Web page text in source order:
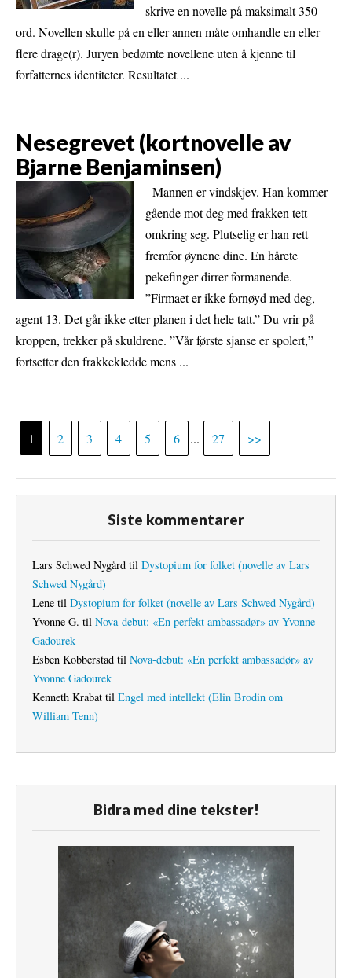
skrive en novelle på maksimalt 350
ord. Novellen skulle på en eller annen måte omhandle en eller
flere drage(r). Juryen bedømte novellene uten å kjenne til
forfatternes identiteter. Resultatet ...
Nesegrevet (kortnovelle av
Bjarne Benjaminsen)
Mannen er vindskjev. Han kommer
gående mot deg med frakken tett
omkring seg. Plutselig er han rett
fremfor øynene dine. En hårete
pekefinger dirrer formanende.
”Firmaet er ikke fornøyd med deg,
agent 13. Det går ikke etter planen i det hele tatt.” Du vrir på
kroppen, trekker på skuldrene. ”Vår første sjanse er spolert,”
fortsetter den frakkekledde mens ...
1 2 3 4 5 6 ... 27 >>
Siste kommentarer
Lars Schwed Nygård til Dystopium for folket (novelle av Lars
Schwed Nygård)
Lene til Dystopium for folket (novelle av Lars Schwed Nygård)
Yvonne G. til Nova-debut: «En perfekt ambassadør» av Yvonne
Gadourek
Esben Kobberstad til Nova-debut: «En perfekt ambassadør» av
Yvonne Gadourek
Kenneth Krabat til Engel med intellekt (Elin Brodin om
William Tenn)
Bidra med dine tekster!